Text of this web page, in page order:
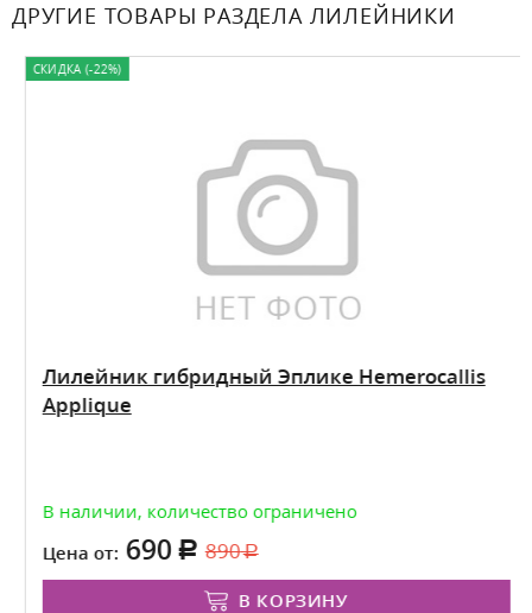
ДРУГИЕ ТОВАРЫ РАЗДЕЛА ЛИЛЕЙНИКИ
СКИДКА (-22%)
Лилейник гибридный Эплике Hemerocallis
Applique
В наличии, количество ограничено
Цена от: 690 890
В КОРЗИНУ